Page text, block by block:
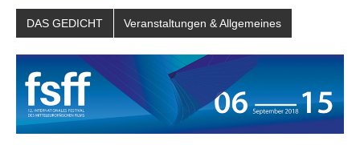
DAS GEDICHT Veranstaltungen & Allgemeines